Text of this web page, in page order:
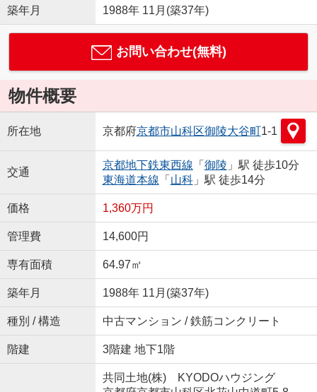
築年月 1988年 11月(築37年)
お問い合わせ(無料)
物件概要
所在地 京都府京都市山科区御陵大谷町1-1
交通
京都地下鉄東西線 「 御陵 」駅 徒歩10分
東海道本線 「 山科」駅 徒歩14分
価格 1,360万円
管理費 14,600円
専有面積 64.97㎡
築年月 1988年 11月(築37年)
種別 / 構造 中古マンション / 鉄筋コンクリート
階建 3階建 地下1階
共同土地(株) KYODOハウジング